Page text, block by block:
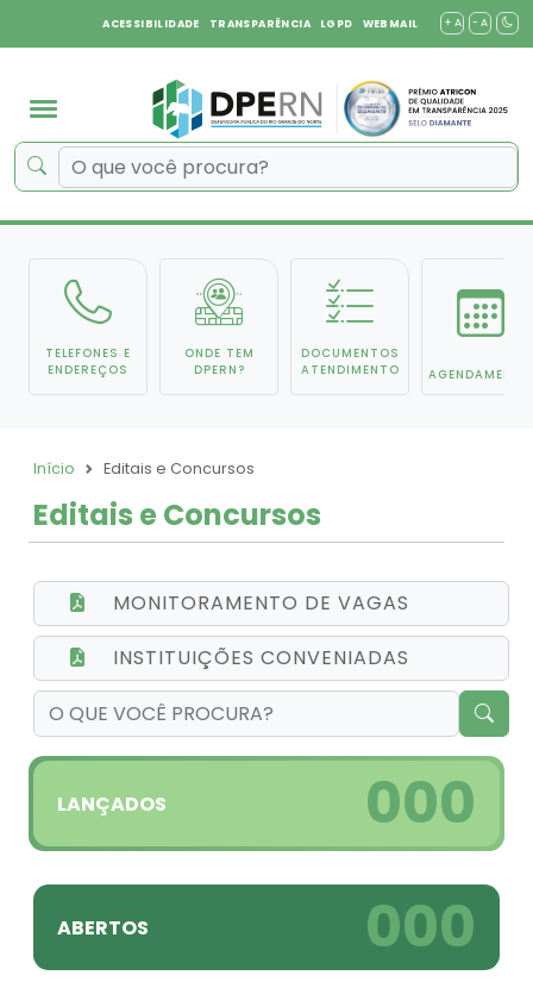
ACESSIBILIDADE TRANSPARÊNCIA LGPD WEBMAIL + A - A
TELEFONES E
ENDEREÇOS
ONDE TEM
DPERN?
DOCUMENTOS
ATENDIMENTO
AGENDAMENTO
Início Editais e Concursos
Editais e Concursos
MONITORAMENTO DE VAGAS
INSTITUIÇÕES CONVENIADAS
LANÇADOS 000
ABERTOS 000